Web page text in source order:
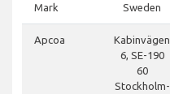
Mark
Sweden
Apcoa
Kabinvägen
6, SE-190
60
Stockholm-